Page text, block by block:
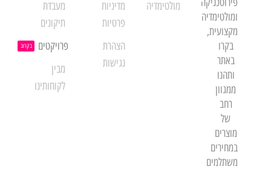
ומולטימדיה
מקצועית,
בקרו
באתר
ותהנו
ממגוון
רחב
של
מוצרים
במחירים
משתלמים
מולטימדיה
מדיניות
פרטיות
הצהרת
נגישות
מעבדת
תיקונים
פרויקטים
בקרוב
מבין
לקוחותינו